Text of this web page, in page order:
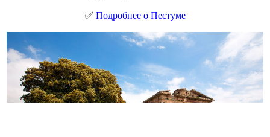
✅ Подробнее о Пестуме